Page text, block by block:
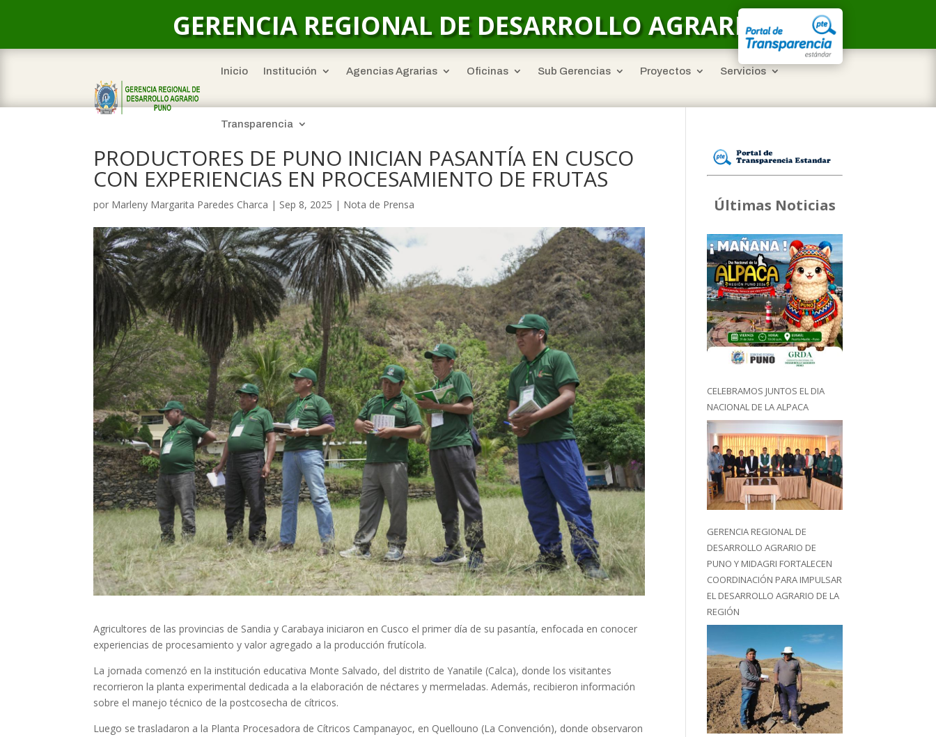
GERENCIA REGIONAL DE DESARROLLO AGRARIO
Inicio Institución Agencias Agrarias Oficinas Sub Gerencias Proyectos Servicios
Transparencia
PRODUCTORES DE PUNO INICIAN PASANTÍA EN CUSCO
CON EXPERIENCIAS EN PROCESAMIENTO DE FRUTAS
por Marleny Margarita Paredes Charca | Sep 8, 2025 | Nota de Prensa
Agricultores de las provincias de Sandia y Carabaya iniciaron en Cusco el primer día de su pasantía, enfocada en conocer
experiencias de procesamiento y valor agregado a la producción frutícola.
La jornada comenzó en la institución educativa Monte Salvado, del distrito de Yanatile (Calca), donde los visitantes
recorrieron la planta experimental dedicada a la elaboración de néctares y mermeladas. Además, recibieron información
sobre el manejo técnico de la postcosecha de cítricos.
Luego se trasladaron a la Planta Procesadora de Cítricos Campanayoc, en Quellouno (La Convención), donde observaron
Últimas Noticias
CELEBRAMOS JUNTOS EL DIA
NACIONAL DE LA ALPACA
GERENCIA REGIONAL DE
DESARROLLO AGRARIO DE
PUNO Y MIDAGRI FORTALECEN
COORDINACIÓN PARA IMPULSAR
EL DESARROLLO AGRARIO DE LA
REGIÓN